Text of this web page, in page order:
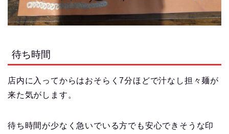
待ち時間
店内に入ってからはおそらく7分ほどで汁なし担々麺が
来た気がします。
待ち時間が少なく急いでいる方でも安心できそうな印